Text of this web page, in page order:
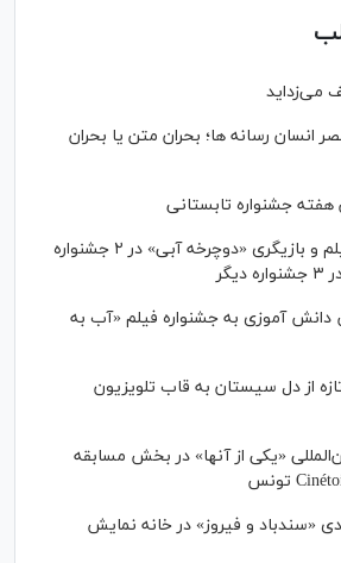
می‌زداید
انسان رسانه ها؛ بحران متن یا بحران
جشنواره تابستانی
نامزدی بهترین فیلم و بازیگری «دوچرخه آبی» در ۲ جشنواره
آموزی به جشنواره فیلم «آب به
از دل سیستان به قاب تلویزیون
«یکی از آنها» در بخش مسابقه
«سندباد و فیروز» در خانه نمایش